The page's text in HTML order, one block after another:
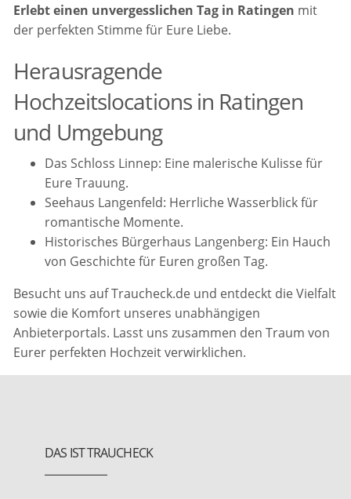
Erlebt einen unvergesslichen Tag in Ratingen mit
der perfekten Stimme für Eure Liebe.
Herausragende
Hochzeitslocations in Ratingen
und Umgebung
Das Schloss Linnep: Eine malerische Kulisse für
Eure Trauung.
Seehaus Langenfeld: Herrliche Wasserblick für
romantische Momente.
Historisches Bürgerhaus Langenberg: Ein Hauch
von Geschichte für Euren großen Tag.
Besucht uns auf Traucheck.de und entdeckt die Vielfalt
sowie die Komfort unseres unabhängigen
Anbieterportals. Lasst uns zusammen den Traum von
Eurer perfekten Hochzeit verwirklichen.
DAS IST TRAUCHECK